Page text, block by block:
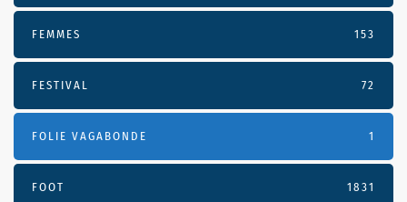
FEMMES 153
FESTIVAL 72
FOLIE VAGABONDE 1
FOOT 1831